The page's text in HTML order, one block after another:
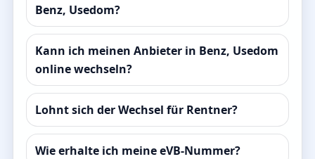
Benz, Usedom?
Kann ich meinen Anbieter in Benz, Usedom
online wechseln?
Lohnt sich der Wechsel für Rentner?
Wie erhalte ich meine eVB-Nummer?